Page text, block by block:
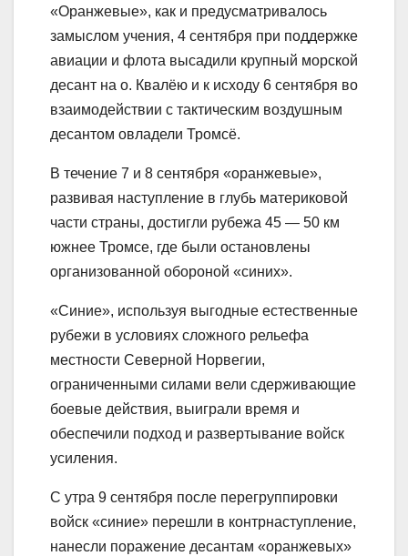
«Оранжевые», как и предусматривалось
замыслом учения, 4 сентября при поддержке
авиации и флота высадили крупный морской
десант на о. Квалёю и к исходу 6 сентября во
взаимодействии с тактическим воздушным
десантом овладели Тромсё.
В течение 7 и 8 сентября «оранжевые»,
развивая наступление в глубь материковой
части страны, достигли рубежа 45 — 50 км
южнее Тромсе, где были остановлены
организованной обороной «синих».
«Синие», используя выгодные естественные
рубежи в условиях сложного рельефа
местности Северной Норвегии,
ограниченными силами вели сдерживающие
боевые действия, выиграли время и
обеспечили подход и развертывание войск
усиления.
С утра 9 сентября после перегруппировки
войск «синие» перешли в контрнаступление,
нанесли поражение десантам «оранжевых»